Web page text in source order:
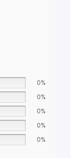
0%
0%
0%
0%
0%